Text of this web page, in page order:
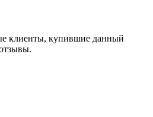
клиенты, купившие данный